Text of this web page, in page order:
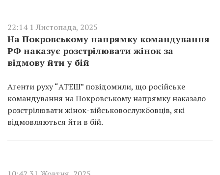
22:14 1 Листопада, 2025
На Покровському напрямку командування
РФ наказує розстрілювати жінок за
відмову йти у бій
Агенти руху “АТЕШ” повідомили, що російське
командування на Покровському напрямку наказало
розстрілювати жінок-військовослужбовців, які
відмовляються йти в бій.